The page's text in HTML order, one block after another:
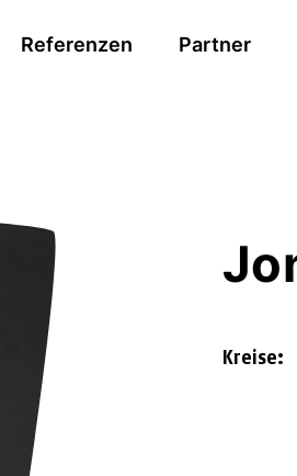
Referenzen Partner
Kreise: